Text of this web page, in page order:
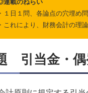
載のねらい
・１日１問、各論点の穴埋め
・これにより、財務会計の理
引当金・